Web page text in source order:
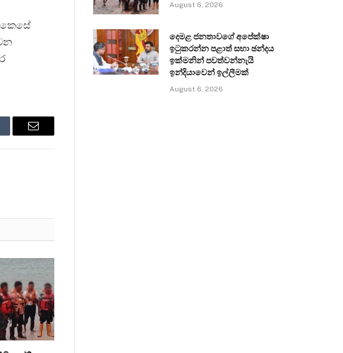
කෙසේ
Email
August 6, 2026
දෙමළ ජනතාවගේ අපේක්ෂා
ඉටුකරන්න පළාත් සභා ඡන්දය
ඉක්මනින් පවත්වන්නැයි
ඉන්දියාවෙන් ඉල්ලීමක්
August 6, 2026